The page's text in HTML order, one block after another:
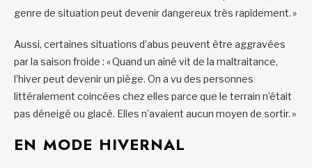
genre de situation peut devenir dangereux très rapidement. »
Aussi, certaines situations d’abus peuvent être aggravées
par la saison froide : « Quand un aîné vit de la maltraitance,
l’hiver peut devenir un piège. On a vu des personnes
littéralement coincées chez elles parce que le terrain n’était
pas déneigé ou glacé. Elles n’avaient aucun moyen de sortir. »
EN MODE HIVERNAL